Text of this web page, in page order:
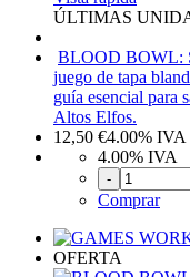
ÚLTIMAS
BLOOD BOWL:
juego de tapa
guía esencial para
Altos Elfos.
12,50 €4.00% IVA
4.00% IVA
-
Comprar
OFERTA